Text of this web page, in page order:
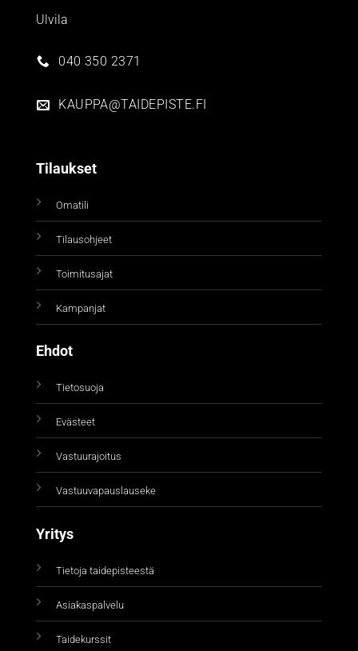
Ulvila
040 350 2371
KAUPPA@TAIDEPISTE.FI
Tilaukset
Omatili
Tilausohjeet
Toimitusajat
Kampanjat
Ehdot
Tietosuoja
Evästeet
Vastuurajoitus
Vastuuvapauslauseke
Yritys
Tietoja taidepisteestä
Asiakaspalvelu
Taidekurssit